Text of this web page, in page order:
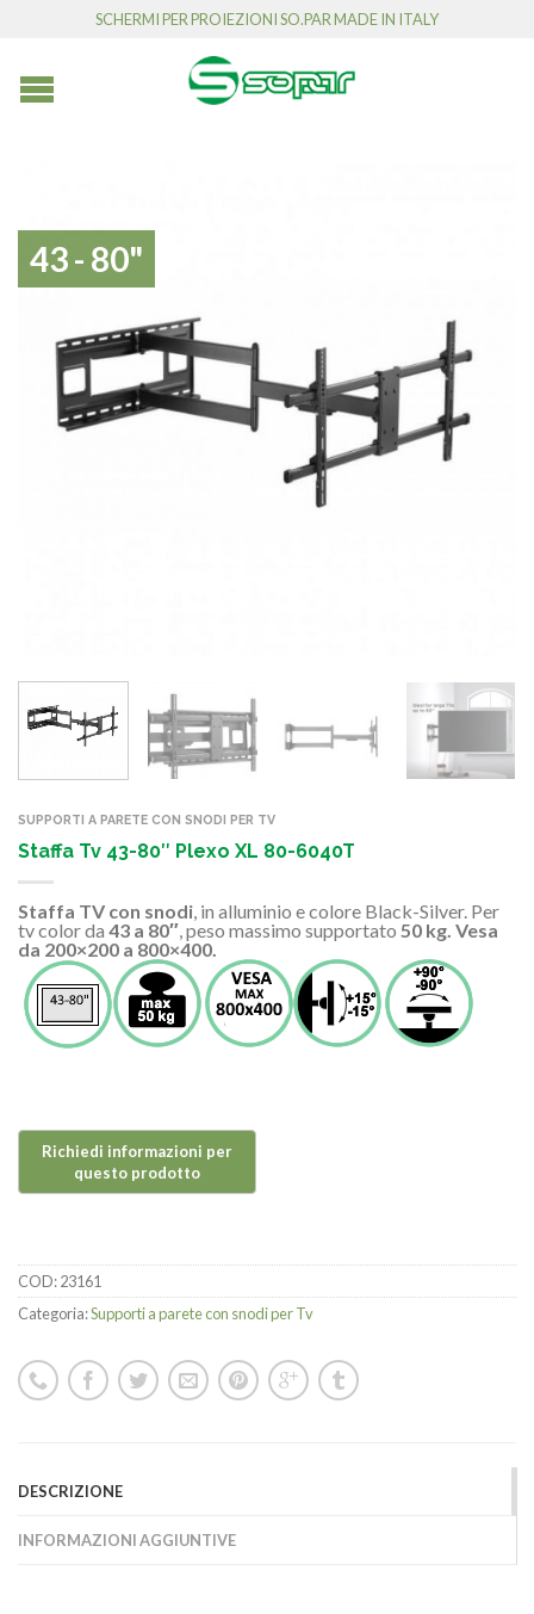
SCHERMI PER PROIEZIONI SO.PAR MADE IN ITALY
43 - 80"
SUPPORTI A PARETE CON SNODI PER TV
Staffa Tv 43-80″ Plexo XL 80-6040T
Staffa TV con snodi, in alluminio e colore Black-Silver. Per
tv color da 43 a 80″, peso massimo supportato 50 kg. Vesa
da 200×200 a 800×400.
COD:23161
Categoria:Supporti a parete con snodi per Tv
DESCRIZIONE
INFORMAZIONI AGGIUNTIVE